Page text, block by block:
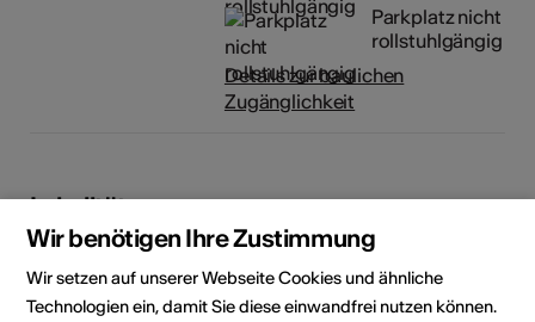
Parkplatz nicht
rollstuhlgängig
Details zur baulichen
Zugänglichkeit
Lokalität
Wir benötigen Ihre Zustimmung
Wir setzen auf unserer Webseite Cookies und ähnliche
Technologien ein, damit Sie diese einwandfrei nutzen können.